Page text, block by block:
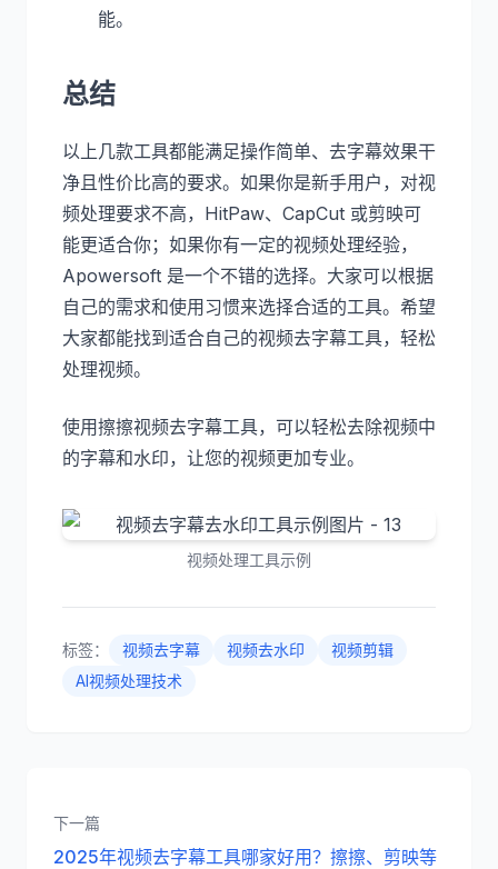
能。
总结
以上几款工具都能满足操作简单、去字幕效果干
净且性价比高的要求。如果你是新手用户，对视
频处理要求不高，HitPaw、CapCut 或剪映可
能更适合你；如果你有一定的视频处理经验，
Apowersoft 是一个不错的选择。大家可以根据
自己的需求和使用习惯来选择合适的工具。希望
大家都能找到适合自己的视频去字幕工具，轻松
处理视频。
使用擦擦视频去字幕工具，可以轻松去除视频中
的字幕和水印，让您的视频更加专业。
视频处理工具示例
标签： 视频去字幕 视频去水印
视频剪辑
AI视频处理技术
下一篇
2025年视频去字幕工具哪家好用？擦擦、剪映等